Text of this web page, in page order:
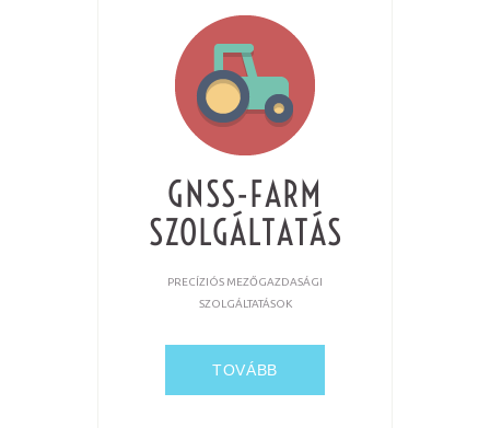
GNSS-FARM
SZOLGÁLTATÁS
PRECÍZIÓS MEZŐGAZDASÁGI
SZOLGÁLTATÁSOK
TOVÁBB